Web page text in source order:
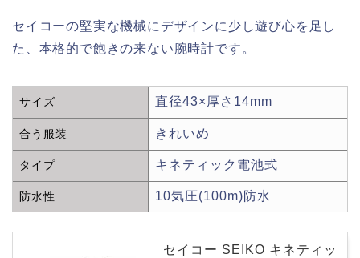
セイコーの堅実な機械にデザインに少し遊び心を足し
た、本格的で飽きの来ない腕時計です。
サイズ 直径43×厚さ14mm
合う服装 きれいめ
タイプ キネティック電池式
防水性 10気圧(100m)防水
セイコー SEIKO キネティッ